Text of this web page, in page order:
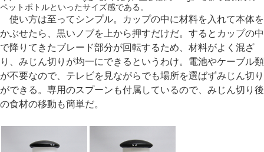
ペットボトルといったサイズ感である。
使い方は至ってシンプル。カップの中に材料を入れて本体を
かぶせたら、黒いノブを上から押すだけだ。するとカップの中
で降りてきたブレード部分が回転するため、材料がよく混ざ
り、みじん切りが均一にできるというわけ。電池やケーブル類
が不要なので、テレビを見ながらでも場所を選ばずみじん切り
ができる。専用のスプーンも付属しているので、みじん切り後
の食材の移動も簡単だ。